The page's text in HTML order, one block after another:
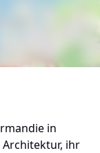
in
ihr